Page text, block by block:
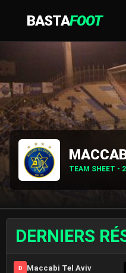
BASTAFOOT
TEAM SHEET -
DERNIERS
D Maccabi Tel Aviv